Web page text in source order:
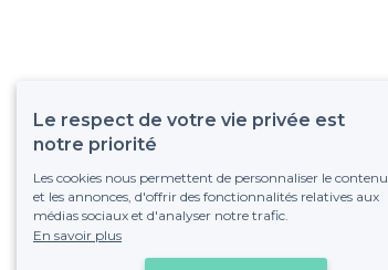
Le respect de votre vie privée est
notre priorité
Les cookies nous permettent de personnaliser le contenu
et les annonces, d'offrir des fonctionnalités relatives aux
médias sociaux et d'analyser notre trafic.
En savoir plus